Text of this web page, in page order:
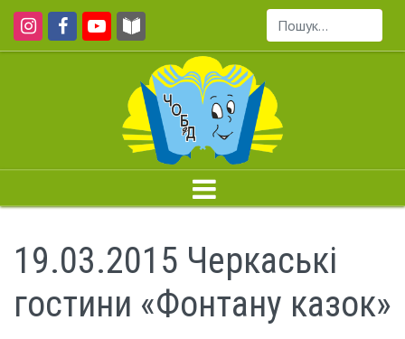
Пошук...
19.03.2015 Черкаські
гостини «Фонтану казок»